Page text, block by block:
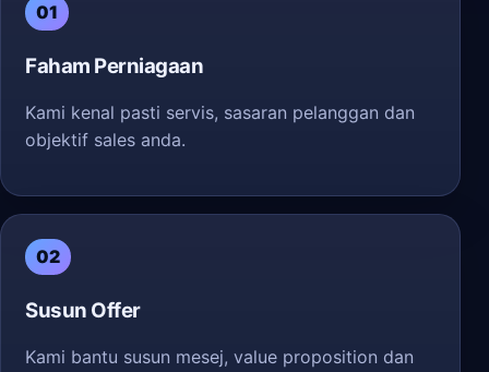
01
Faham Perniagaan
Kami kenal pasti servis, sasaran pelanggan dan
objektif sales anda.
02
Susun Offer
Kami bantu susun mesej, value proposition dan